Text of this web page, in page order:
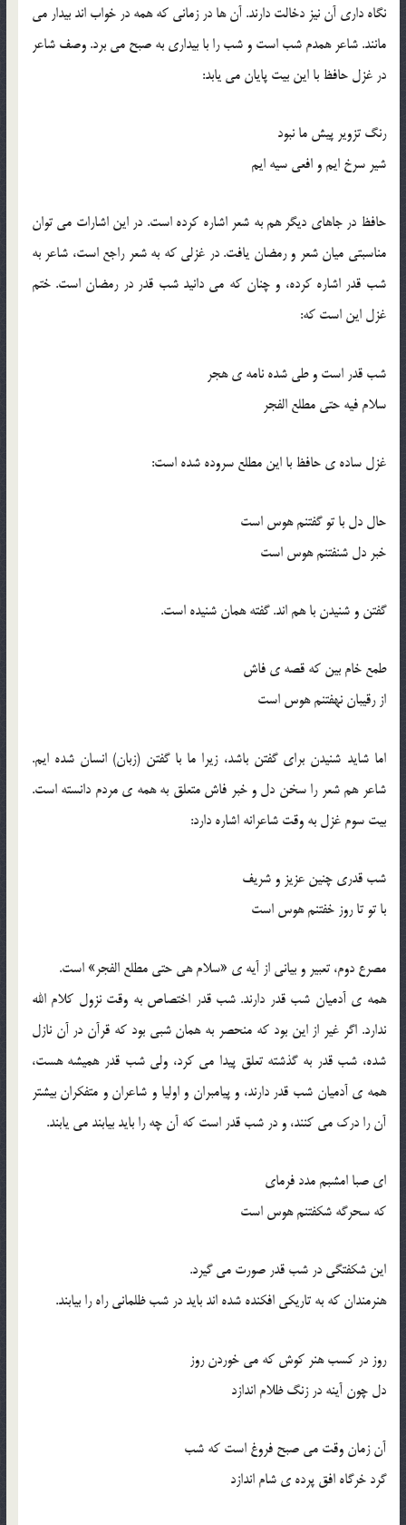
نگاه داری آن نیز دخالت دارند. آن ها در زمانی که همه در خواب اند بیدار می
مانند. شاعر همدم شب است و شب را با بیداری به صبح می برد. وصف شاعر
در غزل حافظ با این بیت پایان می یابد:
رنگ تزویر پیش ما نبود
شیر سرخ ایم و افعی سیه ایم
حافظ در جاهای دیگر هم به شعر اشاره کرده است. در این اشارات می توان
مناسبتی میان شعر و رمضان یافت. در غزلی که به شعر راجع است، شاعر به
شب قدر اشاره کرده، و چنان که می دانید شب قدر در رمضان است. ختم
غزل این است که:
شب قدر است و طی شده نامه ی هجر
سلام فیه حتی مطلع الفجر
غزل ساده ی حافظ با این مطلع سروده شده است:
حال دل با تو گفتنم هوس است
خبر دل شنفتنم هوس است
گفتن و شنیدن با هم اند. گفته همان شنیده است.
طمع خام بین که قصه ی فاش
از رقیبان نهفتنم هوس است
اما شاید شنیدن برای گفتن باشد، زیرا ما با گفتن (زبان) انسان شده ایم.
شاعر هم شعر را سخن دل و خبر فاش متعلق به همه ی مردم دانسته است.
بیت سوم غزل به وقت شاعرانه اشاره دارد:
شب قدری چنین عزیز و شریف
با تو تا روز خفتنم هوس است
مصرع دوم، تعبیر و بیانی از آیه ی «سلام هی حتی مطلع الفجر» است.
همه ی آدمیان شب قدر دارند. شب قدر اختصاص به وقت نزول کلام الله
ندارد. اگر غیر از این بود که منحصر به همان شبی بود که قرآن در آن نازل
شده، شب قدر به گذشته تعلق پیدا می کرد، ولی شب قدر همیشه هست،
همه ی آدمیان شب قدر دارند، و پیامبران و اولیا و شاعران و متفکران بیشتر
آن را درک می کنند، و در شب قدر است که آن چه را باید بیابند می یابند.
ای صبا امشبم مدد فرمای
که سحرگه شکفتنم هوس است
این شکفتگی در شب قدر صورت می گیرد.
هنرمندان که به تاریکی افکنده شده اند باید در شب ظلمانی راه را بیابند.
روز در کسب هنر کوش که می خوردن روز
دل چون آینه در زنگ ظلام اندازد
آن زمان وقت می صبح فروغ است که شب
گرد خرگاه افق پرده ی شام اندازد